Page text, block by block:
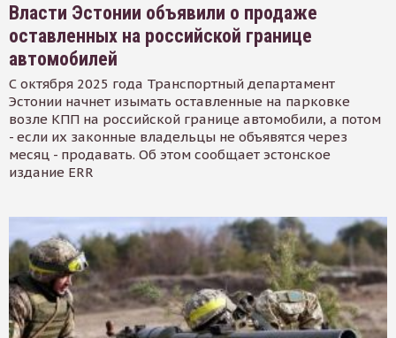
Власти Эстонии объявили о продаже
оставленных на российской границе
автомобилей
С октября 2025 года Транспортный департамент
Эстонии начнет изымать оставленные на парковке
возле КПП на российской границе автомобили, а потом
- если их законные владельцы не объявятся через
месяц - продавать. Об этом сообщает эстонское
издание ERR